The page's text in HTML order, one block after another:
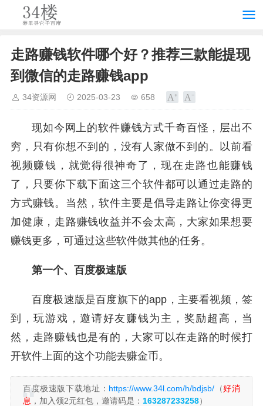
走路赚钱软件哪个好？推荐三款能提现
到微信的走路赚钱app
34资源网 2025-03-23 658
现如今网上的软件赚钱方式千奇百怪，层出不
穷，只有你想不到的，没有人家做不到的。以前看
视频赚钱，就觉得很神奇了，现在走路也能赚钱
了，只要你下载下面这三个软件都可以通过走路的
方式赚钱。当然，软件主要是倡导走路让你变得更
加健康，走路赚钱收益并不会太高，大家如果想要
赚钱更多，可通过这些软件做其他的任务。
第一个、百度极速版
百度极速版是百度旗下的app，主要看视频，签
到，玩游戏，邀请好友赚钱为主，奖励超高，当
然，走路赚钱也是有的，大家可以在走路的时候打
开软件上面的这个功能去赚金币。
百度极速版下载地址： https://www.34l.com/h/bdjsb/ （好消
息 ，加入领2元红包，邀请码是： 163287233258）